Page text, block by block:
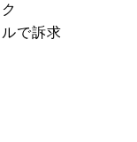
で訴求